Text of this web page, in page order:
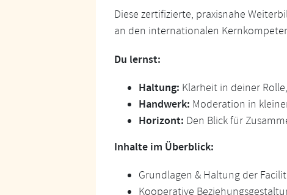
Diese zertifizierte, praxisnahe
an den internationalen
Du lernst:
Haltung: Klarheit in deiner
Handwerk: Moderation in
Horizont: Den Blick für
Inhalte im Überblick:
Grundlagen & Haltung der
Kooperative